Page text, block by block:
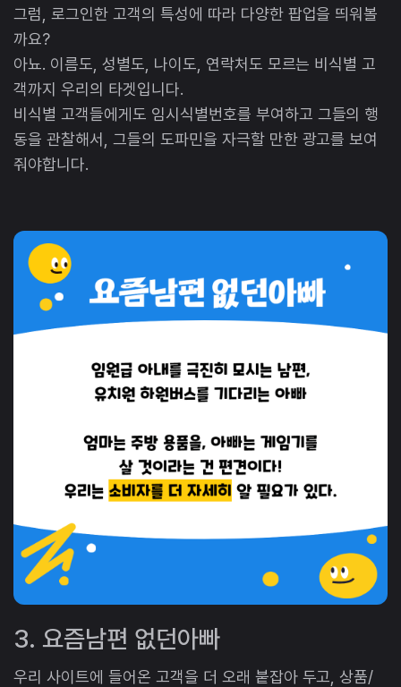
그럼, 로그인한 고객의 특성에 따라 다양한 팝업을 띄워볼
까요?
아뇨. 이름도, 성별도, 나이도, 연락처도 모르는 비식별 고
객까지 우리의 타겟입니다.
비식별 고객들에게도 임시식별번호를 부여하고 그들의 행
동을 관찰해서, 그들의 도파민을 자극할 만한 광고를 보여
줘야합니다.
3. 요즘남편 없던아빠
우리 사이트에 들어온 고객을 더 오래 붙잡아 두고, 상품/